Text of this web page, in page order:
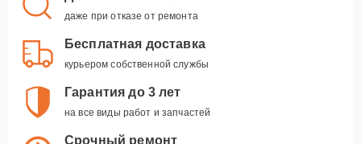
даже при отказе от ремонта
Бесплатная доставка
курьером собственной службы
Гарантия до 3 лет
на все виды работ и запчастей
Срочный ремонт